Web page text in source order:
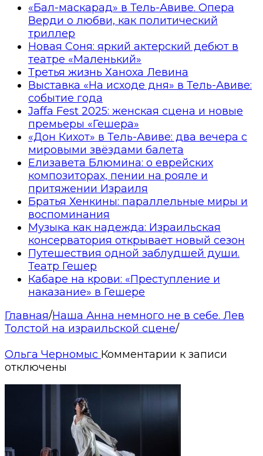
«Бал-маскарад» в Тель-Авиве. Опера
Верди о любви, как политический
триллер
Новая Соня: яркий актерский дебют в
театре «Маленький»
Третья жизнь Ханоха Левина
Выставка «На исходе дня» в Тель-Авиве:
событие года
Jaffa Fest 2025: женская сцена и новые
премьеры «Гешера»
«Дон Кихот» в Тель-Авиве: два вечера с
мировыми звёздами балета
Елизавета Блюмина: о еврейских
композиторах, пении на рояле и
притяжении Израиля
Братья Хенкины: параллельные миры и
воспоминания
Музыка как надежда: Израильская
консерватория открывает новый сезон
Путешествия одной заблудшей души.
Театр Гешер
Кабаре на крови: «Преступление и
наказание» в Гешере
Главная/Наша Анна немного не в себе. Лев
Толстой на израильской сцене/
Ольга Черномыс Комментарии к записи
отключены